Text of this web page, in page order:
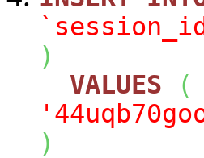
)
VALUES
(
)